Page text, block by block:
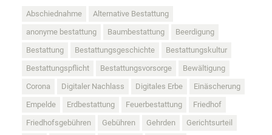
Abschiednahme
Alternative Bestattung
anonyme bestattung
Baumbestattung
Beerdigung
Bestattung
Bestattungsgeschichte
Bestattungskultur
Bestattungspflicht
Bestattungsvorsorge
Bewältigung
Corona
Digitaler Nachlass Digitales Erbe
Einäscherung
Empelde
Erdbestattung Feuerbestattung
Friedhof
Friedhofsgebühren
Gebühren Gehrden
Gerichtsurteil